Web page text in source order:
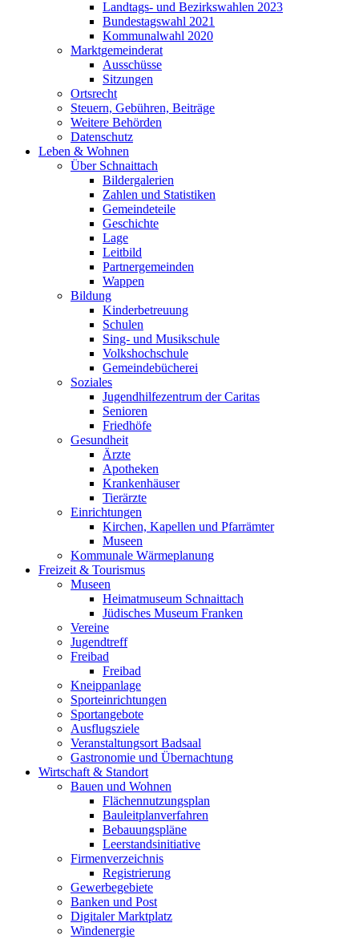
Landtags- und Bezirkswahlen 2023
Bundestagswahl 2021
Kommunalwahl 2020
Marktgemeinderat
Ausschüsse
Sitzungen
Ortsrecht
Steuern, Gebühren, Beiträge
Weitere Behörden
Datenschutz
Leben & Wohnen
Über Schnaittach
Bildergalerien
Zahlen und Statistiken
Gemeindeteile
Geschichte
Lage
Leitbild
Partnergemeinden
Wappen
Bildung
Kinderbetreuung
Schulen
Sing- und Musikschule
Volkshochschule
Gemeindebücherei
Soziales
Jugendhilfezentrum der Caritas
Senioren
Friedhöfe
Gesundheit
Ärzte
Apotheken
Krankenhäuser
Tierärzte
Einrichtungen
Kirchen, Kapellen und Pfarrämter
Museen
Kommunale Wärmeplanung
Freizeit & Tourismus
Museen
Heimatmuseum Schnaittach
Jüdisches Museum Franken
Vereine
Jugendtreff
Freibad
Freibad
Kneippanlage
Sporteinrichtungen
Sportangebote
Ausflugsziele
Veranstaltungsort Badsaal
Gastronomie und Übernachtung
Wirtschaft & Standort
Bauen und Wohnen
Flächennutzungsplan
Bauleitplanverfahren
Bebauungspläne
Leerstandsinitiative
Firmenverzeichnis
Registrierung
Gewerbegebiete
Banken und Post
Digitaler Marktplatz
Windenergie